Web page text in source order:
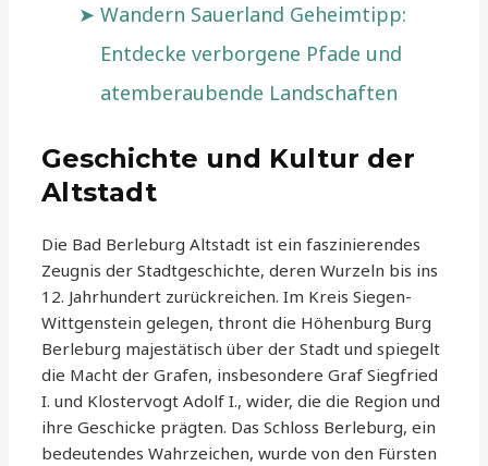
Wandern Sauerland Geheimtipp:
Entdecke verborgene Pfade und
atemberaubende Landschaften
Geschichte und Kultur der
Altstadt
Die Bad Berleburg Altstadt ist ein faszinierendes
Zeugnis der Stadtgeschichte, deren Wurzeln bis ins
12. Jahrhundert zurückreichen. Im Kreis Siegen-
Wittgenstein gelegen, thront die Höhenburg Burg
Berleburg majestätisch über der Stadt und spiegelt
die Macht der Grafen, insbesondere Graf Siegfried
I. und Klostervogt Adolf I., wider, die die Region und
ihre Geschicke prägten. Das Schloss Berleburg, ein
bedeutendes Wahrzeichen, wurde von den Fürsten